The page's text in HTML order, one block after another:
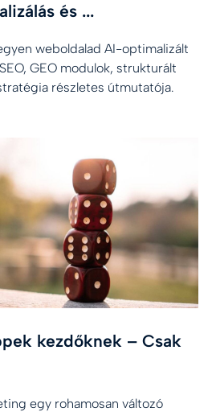
és ...
weboldalad AI-optimalizált
GEO modulok, strukturált
részletes útmutatója.
kezdőknek – Csak
egy rohamosan változó